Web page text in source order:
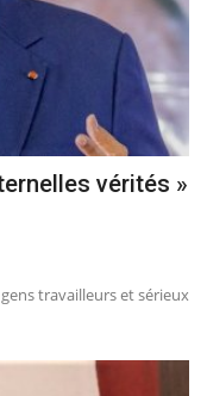
vérités »
travailleurs et sérieux